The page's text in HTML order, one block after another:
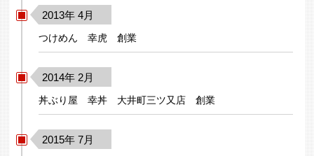
2013年 4月
つけめん 幸虎 創業
2014年 2月
丼ぶり屋 幸丼 大井町三ツ又店 創業
2015年 7月